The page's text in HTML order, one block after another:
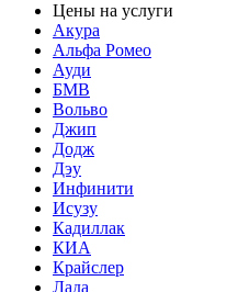
Цены на услуги
Акура
Альфа Ромео
Ауди
БМВ
Вольво
Джип
Додж
Дэу
Инфинити
Исузу
Кадиллак
КИА
Крайслер
Лада